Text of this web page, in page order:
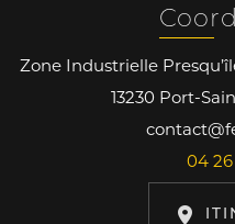
Zone Industrielle
13230 Port-
04